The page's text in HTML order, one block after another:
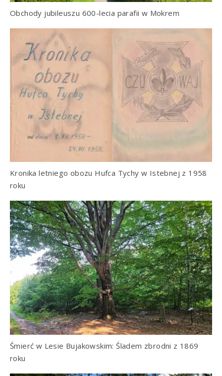
Obchody jubileuszu 600-lecia parafii w Mokrem
Kronika letniego obozu Hufca Tychy w Istebnej z 1958
roku
Śmierć w Lesie Bujakowskim: Śladem zbrodni z 1869
roku